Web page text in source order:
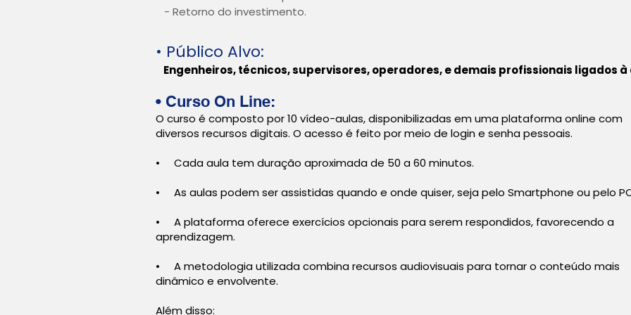
- Retorno do investimento.
• Público Alvo:
Engenheiros, técnicos, supervisores, operadores, e demais profissionais ligados à
• Curso On Line:
O curso é composto por 10 vídeo-aulas, disponibilizadas em uma plataforma online com
diversos recursos digitais. O acesso é feito por meio de login e senha pessoais.
• Cada aula tem duração aproximada de 50 a 60 minutos.
• As aulas podem ser assistidas quando e onde quiser, seja pelo Smartphone ou pelo
• A plataforma oferece exercícios opcionais para serem respondidos, favorecendo a
aprendizagem.
• A metodologia utilizada combina recursos audiovisuais para tornar o conteúdo mais
dinâmico e envolvente.
Além disso: